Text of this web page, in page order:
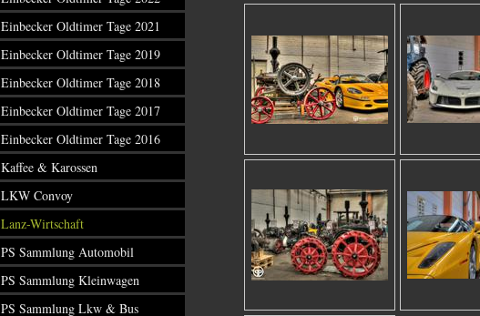
Einbecker Oldtimer Tage 2021
Einbecker Oldtimer Tage 2019
Einbecker Oldtimer Tage 2018
Einbecker Oldtimer Tage 2017
Einbecker Oldtimer Tage 2016
Kaffee & Karossen
LKW Convoy
Lanz-Wirtschaft
PS Sammlung Automobil
PS Sammlung Kleinwagen
PS Sammlung Lkw & Bus